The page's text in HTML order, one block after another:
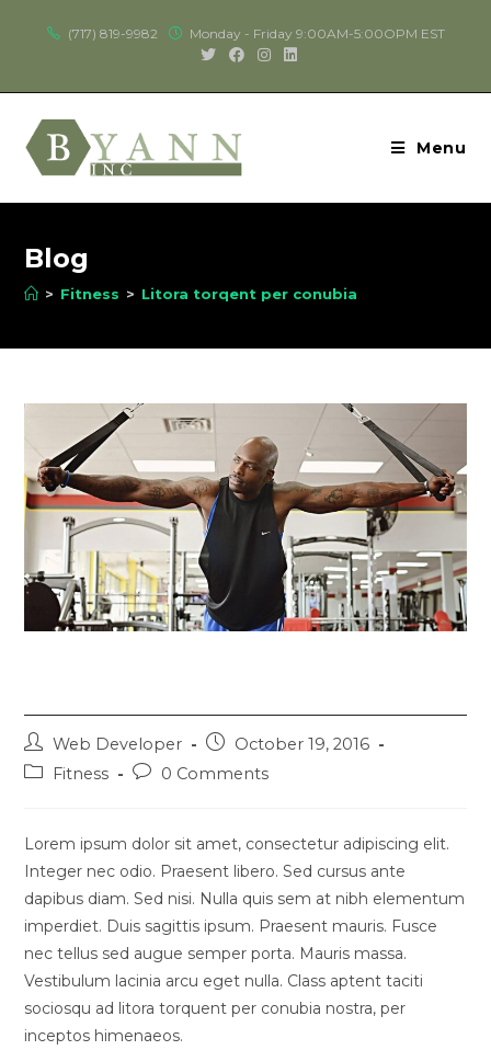
(717) 819-9982 Monday - Friday 9:00AM-5:00OPM EST
Menu
Blog
> Fitness > Litora torqent per conubia
Web Developer
October 19, 2016
Fitness
0 Comments
Lorem ipsum dolor sit amet, consectetur adipiscing elit.
Integer nec odio. Praesent libero. Sed cursus ante
dapibus diam. Sed nisi. Nulla quis sem at nibh elementum
imperdiet. Duis sagittis ipsum. Praesent mauris. Fusce
nec tellus sed augue semper porta. Mauris massa.
Vestibulum lacinia arcu eget nulla. Class aptent taciti
sociosqu ad litora torquent per conubia nostra, per
inceptos himenaeos.